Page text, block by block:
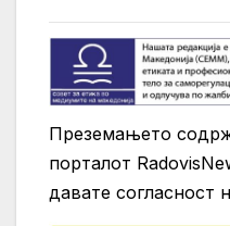
Преземањето
порталот
давате согласност